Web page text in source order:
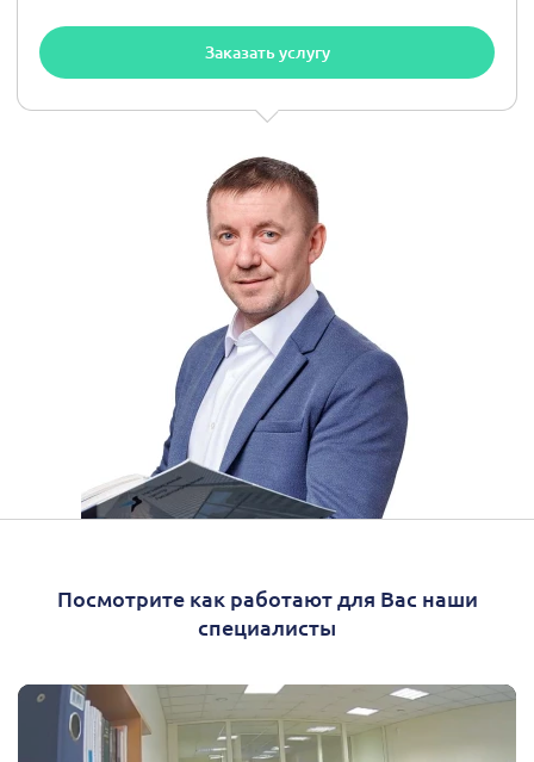
Заказать услугу
Посмотрите как работают для Вас наши
специалисты